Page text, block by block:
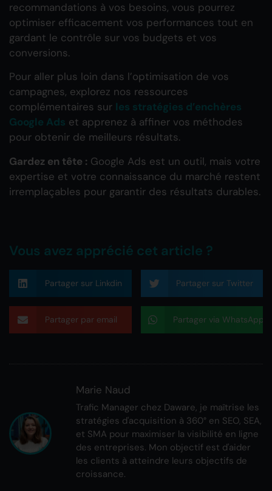
recommandations à vos besoins, vous pourrez
optimiser efficacement vos performances tout en
gardant le contrôle sur vos budgets et vos
conversions.
Pour aller plus loin dans l’optimisation de vos
campagnes, explorez nos ressources
complémentaires sur les stratégies d’enchères
Google Ads et apprenez à affiner vos méthodes
pour obtenir de meilleurs résultats.
Gardez en tête : Google Ads est un outil, mais votre
expertise et votre connaissance du marché restent
irremplaçables pour garantir des résultats durables.
Vous avez apprécié cet article ?
Partager sur Linkdin Partager sur Twitter
Partager par email Partager via WhatsApp
Marie Naud
Trafic Manager chez Daware, je maîtrise les
stratégies d'acquisition à 360° en SEO, SEA,
et SMA pour maximiser la visibilité en ligne
des entreprises. Mon objectif est d'aider
les clients à atteindre leurs objectifs de
croissance.